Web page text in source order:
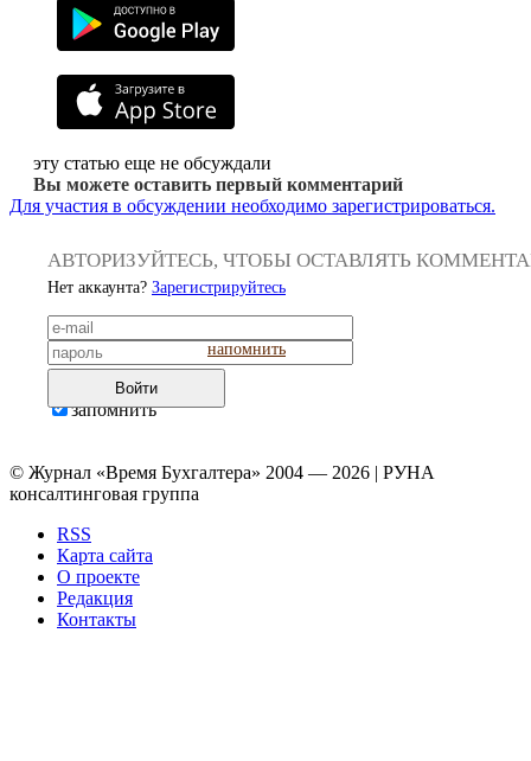
эту статью еще не обсуждали
Вы можете оставить первый комментарий
Для участия в обсуждении необходимо зарегистрироваться.
АВТОРИЗУЙТЕСЬ, ЧТОБЫ ОСТАВЛЯТЬ
Нет аккаунта? Зарегистрируйтесь
напомнить
Войти
запомнить
© Журнал «Время Бухгалтера» 2004 — 2026 | РУНА
консалтинговая группа
RSS
Карта сайта
О проекте
Редакция
Контакты